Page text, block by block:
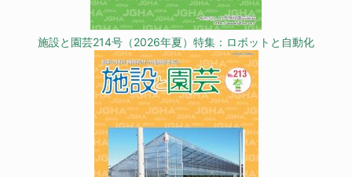
施設と園芸214号（2026年夏）特集：ロボットと自動化